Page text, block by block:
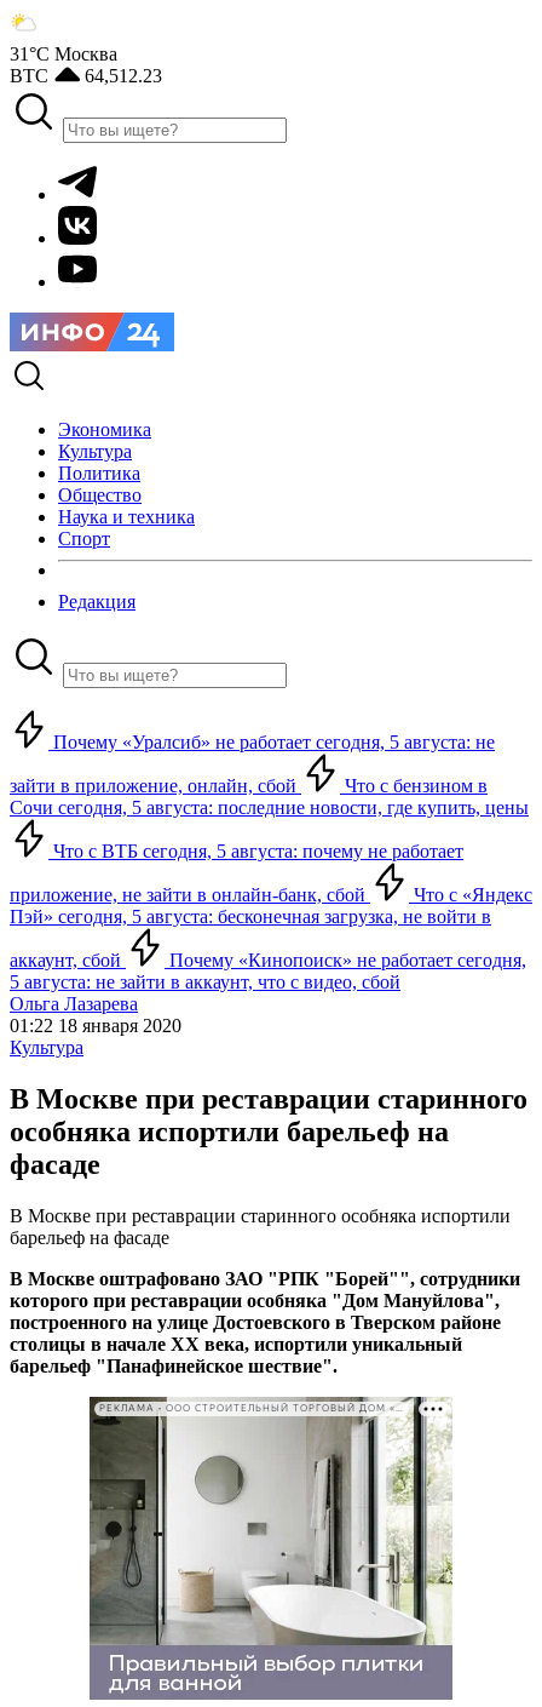
31°С Москва
BTC
64,512.23
Экономика
Культура
Политика
Общество
Наука и техника
Спорт
Редакция
Почему «Уралсиб» не работает сегодня, 5 августа: не
зайти в приложение, онлайн, сбой
Что с бензином в
Сочи сегодня, 5 августа: последние новости, где купить, цены
Что с ВТБ сегодня, 5 августа: почему не работает
приложение, не зайти в онлайн-банк, сбой
Что с «Яндекс
Пэй» сегодня, 5 августа: бесконечная загрузка, не войти в
аккаунт, сбой
Почему «Кинопоиск» не работает сегодня,
5 августа: не зайти в аккаунт, что с видео, сбой
Ольга Лазарева
01:22 18 января 2020
Культура
В Москве при реставрации старинного
особняка испортили барельеф на
фасаде
В Москве при реставрации старинного особняка испортили
барельеф на фасаде
В Москве оштрафовано ЗАО "РПК "Борей"", сотрудники
которого при реставрации особняка "Дом Мануйлова",
построенного на улице Достоевского в Тверском районе
столицы в начале ХХ века, испортили уникальный
барельеф "Панафинейское шествие".
РЕКЛАМА • ООО СТРОИТЕЛЬНЫЙ ТОРГОВЫЙ ДОМ «ПЕТРОВИЧ». ИНН: 7802348846